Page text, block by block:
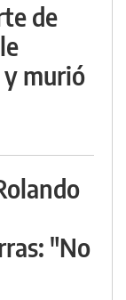
de
murió
"No